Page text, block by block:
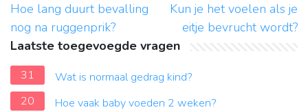
Hoe lang duurt bevalling
nog na ruggenprik?
Kun je het voelen als je
eitje bevrucht wordt?
Laatste toegevoegde vragen
31
Wat is normaal gedrag kind?
20
Hoe vaak baby voeden 2 weken?